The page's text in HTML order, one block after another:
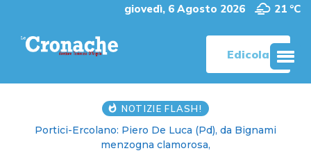
giovedì, 6 Agosto 2026 21 °C
Edicola
NOTIZIE FLASH!
Portici-Ercolano: Piero De Luca (Pd), da Bignami
menzogna clamorosa,